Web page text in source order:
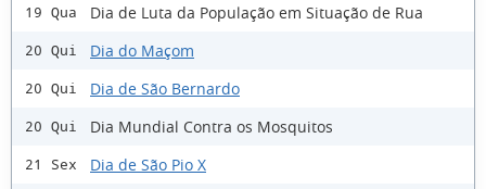
19 Qua Dia de Luta da População em Situação de Rua
20 Qui Dia do Maçom
20 Qui Dia de São Bernardo
20 Qui Dia Mundial Contra os Mosquitos
21 Sex Dia de São Pio X